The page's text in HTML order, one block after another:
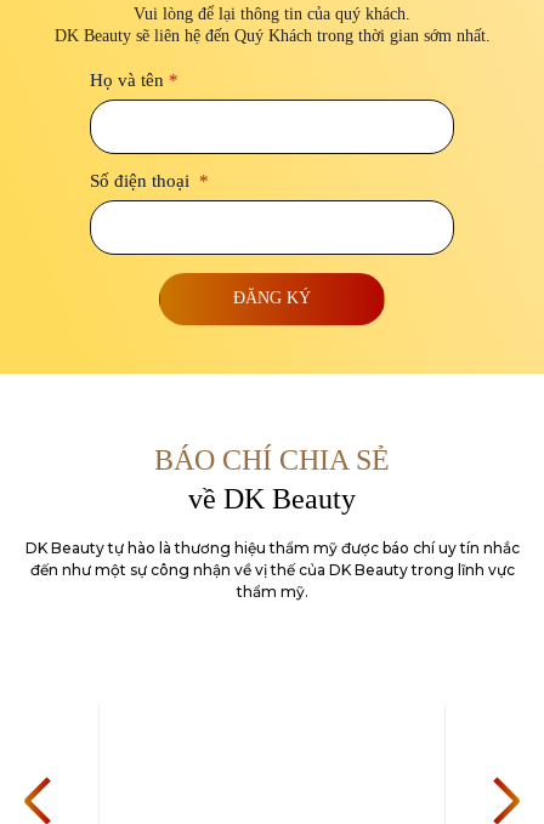
Vui lòng để lại thông tin của quý khách.
DK Beauty sẽ liên hệ đến Quý Khách trong thời gian sớm nhất.
Họ và tên *
Số điện thoại *
ĐĂNG KÝ
BÁO CHÍ CHIA SẺ
về DK Beauty
DK Beauty tự hào là thương hiệu thẩm mỹ được báo chí uy tín nhắc
đến như một sự công nhận về vị thế của DK Beauty trong lĩnh vực
thẩm mỹ.